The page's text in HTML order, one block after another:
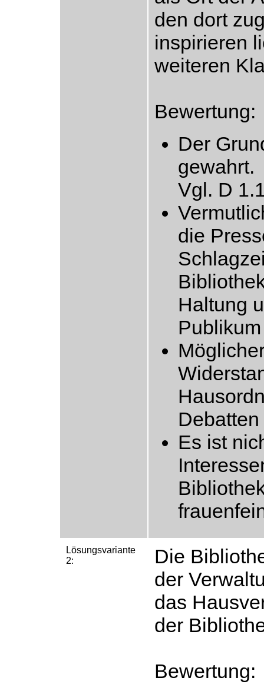
den dort
inspirieren
weiteren
Bewertung:
Der
gewahrt.
Vgl. D
die
Haltung
Es ist
Lösungsvariante
2:
Die
der
das
der
Bewertung: